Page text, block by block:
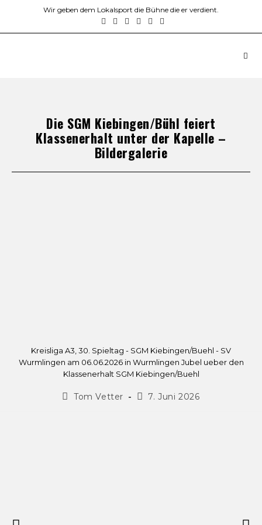
Wir geben dem Lokalsport die Bühne die er verdient.
Die SGM Kiebingen/Bühl feiert
Klassenerhalt unter der Kapelle –
Bildergalerie
Kreisliga A3, 30. Spieltag - SGM Kiebingen/Buehl - SV
Wurmlingen am 06.06.2026 in Wurmlingen Jubel ueber den
Klassenerhalt SGM Kiebingen/Buehl
Tom Vetter 7. Juni 2026